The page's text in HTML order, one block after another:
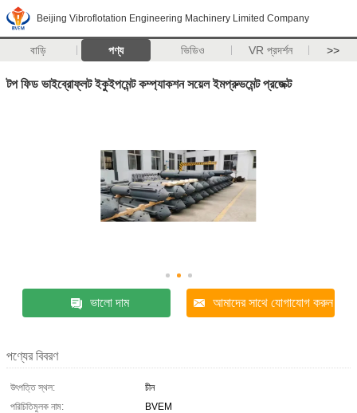
Beijing Vibroflotation Engineering Machinery Limited Company
বাড়ি পণ্য ভিডিও VR প্রদর্শন >>
টপ ফিড ভাইব্রোফ্লট ইকুইপমেন্ট কম্প্যাকশন সয়েল ইমপ্রুভমেন্ট প্রজেক্ট
ভালো দাম আমাদের সাথে যোগাযোগ করুন
পণ্যের বিবরণ
উৎপত্তি স্থল:
চীন
পরিচিতিমুলক নাম:
BVEM